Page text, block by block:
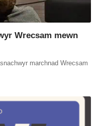
Wrecsam mewn
marchnad Wrecsam